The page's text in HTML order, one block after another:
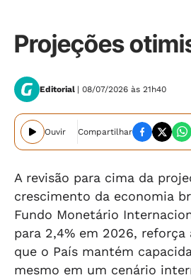
Projeções
Editorial | 08/07/2026 às 21h40
Ouvir Compartilhar
A revisão para cima da
crescimento da economia
Fundo Monetário
para 2,4% em 2026, reforça
que o País mantém
mesmo em um cenário